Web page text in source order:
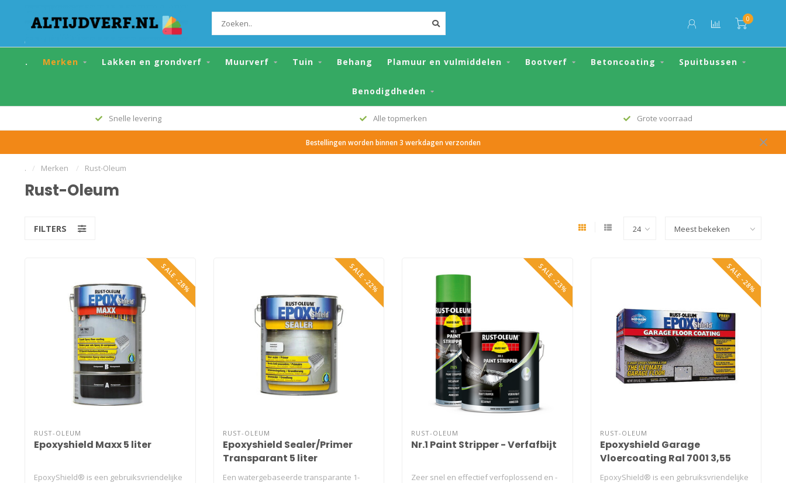
0
. Merken Lakken en grondverf Muurverf Tuin Behang Plamuur en vulmiddelen Bootverf Betoncoating Spuitbussen
Benodigdheden
Snelle levering Alle topmerken Grote voorraad
Bestellingen worden binnen 3 werkdagen verzonden
. / Merken / Rust-Oleum
Rust-Oleum
FILTERS
SALE -28%
RUST-OLEUM
Epoxyshield Maxx 5 liter
EpoxyShield® is een gebruiksvriendelijke
SALE -22%
RUST-OLEUM
Epoxyshield Sealer/Primer
Transparant 5 liter
Een watergebaseerde transparante 1-
SALE -23%
RUST-OLEUM
Nr.1 Paint Stripper - Verfafbijt
Zeer snel en effectief verfoplossend en -
SALE -28%
RUST-OLEUM
Epoxyshield Garage
Vloercoating Ral 7001 3,55
EpoxyShield® is een gebruiksvriendelijke